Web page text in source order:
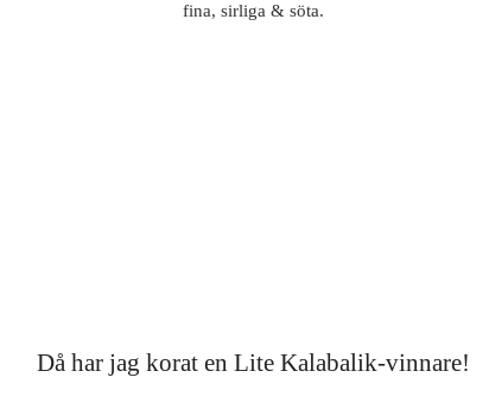
fina, sirliga & söta.
Då har jag korat en Lite Kalabalik-vinnare!